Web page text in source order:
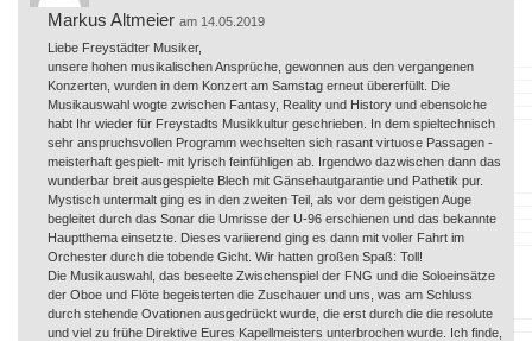
Markus Altmeier am 14.05.2019
Liebe Freystädter Musiker,
unsere hohen musikalischen Ansprüche, gewonnen aus den vergangenen
Konzerten, wurden in dem Konzert am Samstag erneut übererfüllt. Die
Musikauswahl wogte zwischen Fantasy, Reality und History und ebensolche
habt Ihr wieder für Freystadts Musikkultur geschrieben. In dem spieltechnisch
sehr anspruchsvollen Programm wechselten sich rasant virtuose Passagen -
meisterhaft gespielt- mit lyrisch feinfühligen ab. Irgendwo dazwischen dann das
wunderbar breit ausgespielte Blech mit Gänsehautgarantie und Pathetik pur.
Mystisch untermalt ging es in den zweiten Teil, als vor dem geistigen Auge
begleitet durch das Sonar die Umrisse der U-96 erschienen und das bekannte
Hauptthema einsetzte. Dieses variierend ging es dann mit voller Fahrt im
Orchester durch die tobende Gicht. Wir hatten großen Spaß: Toll!
Die Musikauswahl, das beseelte Zwischenspiel der FNG und die Soloeinsätze
der Oboe und Flöte begeisterten die Zuschauer und uns, was am Schluss
durch stehende Ovationen ausgedrückt wurde, die erst durch die die resolute
und viel zu frühe Direktive Eures Kapellmeisters unterbrochen wurde. Ich finde,